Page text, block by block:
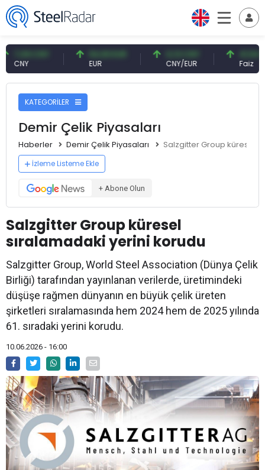
CNY 54,93 EUR 0,13 CNY
CNY/EUR
41,54 TRY
KATEGORİLER
Demir Çelik Piyasaları
Haberler Demir Çelik Piyasaları Salzgitter Group küresel
İzleme Listeme Ekle
+ Abone Olun
Salzgitter Group küresel
sıralamadaki yerini korudu
Salzgitter Group, World Steel Association (Dünya Çelik
Birliği) tarafından yayınlanan verilerde, üretimindeki
düşüşe rağmen dünyanın en büyük çelik üreten
şirketleri sıralamasında hem 2024 hem de 2025 yılında
61. sıradaki yerini korudu.
10.06.2026 - 16:00